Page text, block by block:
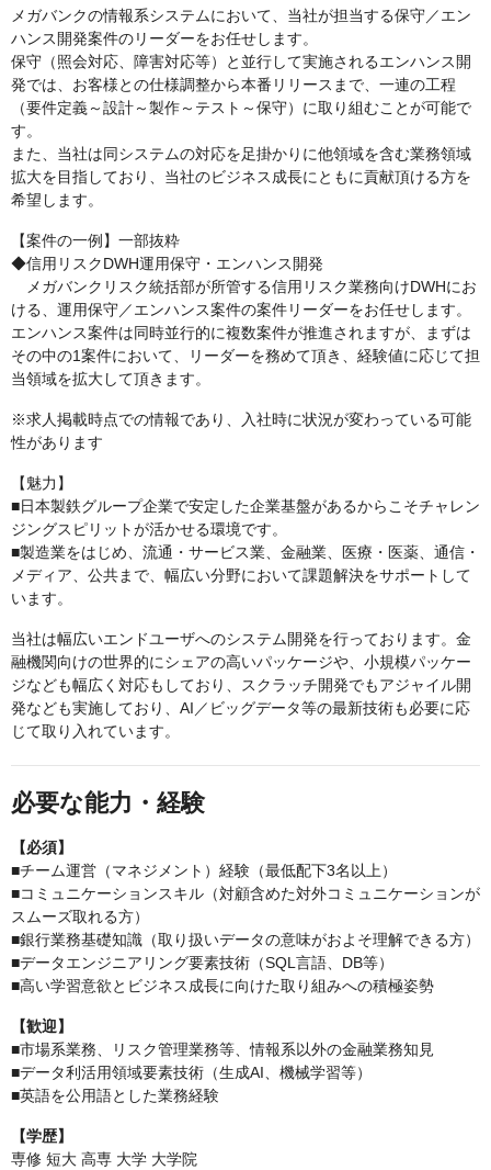
メガバンクの情報系システムにおいて、当社が担当する保守／エン
ハンス開発案件のリーダーをお任せします。
保守（照会対応、障害対応等）と並行して実施されるエンハンス開
発では、お客様との仕様調整から本番リリースまで、一連の工程
（要件定義～設計～製作～テスト～保守）に取り組むことが可能で
す。
また、当社は同システムの対応を足掛かりに他領域を含む業務領域
拡大を目指しており、当社のビジネス成長にともに貢献頂ける方を
希望します。
【案件の一例】一部抜粋
◆信用リスクDWH運用保守・エンハンス開発
メガバンクリスク統括部が所管する信用リスク業務向けDWHにお
ける、運用保守／エンハンス案件の案件リーダーをお任せします。
エンハンス案件は同時並行的に複数案件が推進されますが、まずは
その中の1案件において、リーダーを務めて頂き、経験値に応じて担
当領域を拡大して頂きます。
※求人掲載時点での情報であり、入社時に状況が変わっている可能
性があります
【魅力】
■日本製鉄グループ企業で安定した企業基盤があるからこそチャレン
ジングスピリットが活かせる環境です。
■製造業をはじめ、流通・サービス業、金融業、医療・医薬、通信・
メディア、公共まで、幅広い分野において課題解決をサポートして
います。
当社は幅広いエンドユーザへのシステム開発を行っております。金
融機関向けの世界的にシェアの高いパッケージや、小規模パッケー
ジなども幅広く対応もしており、スクラッチ開発でもアジャイル開
発なども実施しており、AI／ビッグデータ等の最新技術も必要に応
じて取り入れています。
必要な能力・経験
【必須】
■チーム運営（マネジメント）経験（最低配下3名以上）
■コミュニケーションスキル（対顧含めた対外コミュニケーションが
スムーズ取れる方）
■銀行業務基礎知識（取り扱いデータの意味がおよそ理解できる方）
■データエンジニアリング要素技術（SQL言語、DB等）
■高い学習意欲とビジネス成長に向けた取り組みへの積極姿勢
【歓迎】
■市場系業務、リスク管理業務等、情報系以外の金融業務知見
■データ利活用領域要素技術（生成AI、機械学習等）
■英語を公用語とした業務経験
【学歴】
専修 短大 高専 大学 大学院